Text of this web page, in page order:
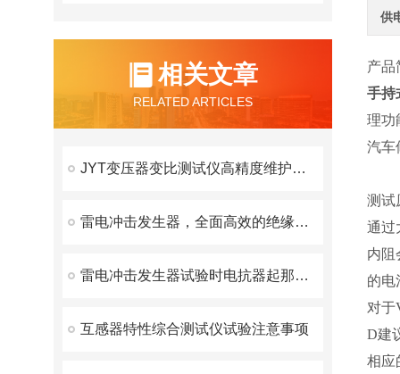
相关文章
RELATED ARTICLES
JYT变压器变比测试仪高精度维护方案
雷电冲击发生器，全面高效的绝缘性能检测解决方案
雷电冲击发生器试验时电抗器起那些作用？
互感器特性综合测试仪试验注意事项
供
产品
手持
理功
汽车
测试
通过
内阻
的电
对于
D建
相应